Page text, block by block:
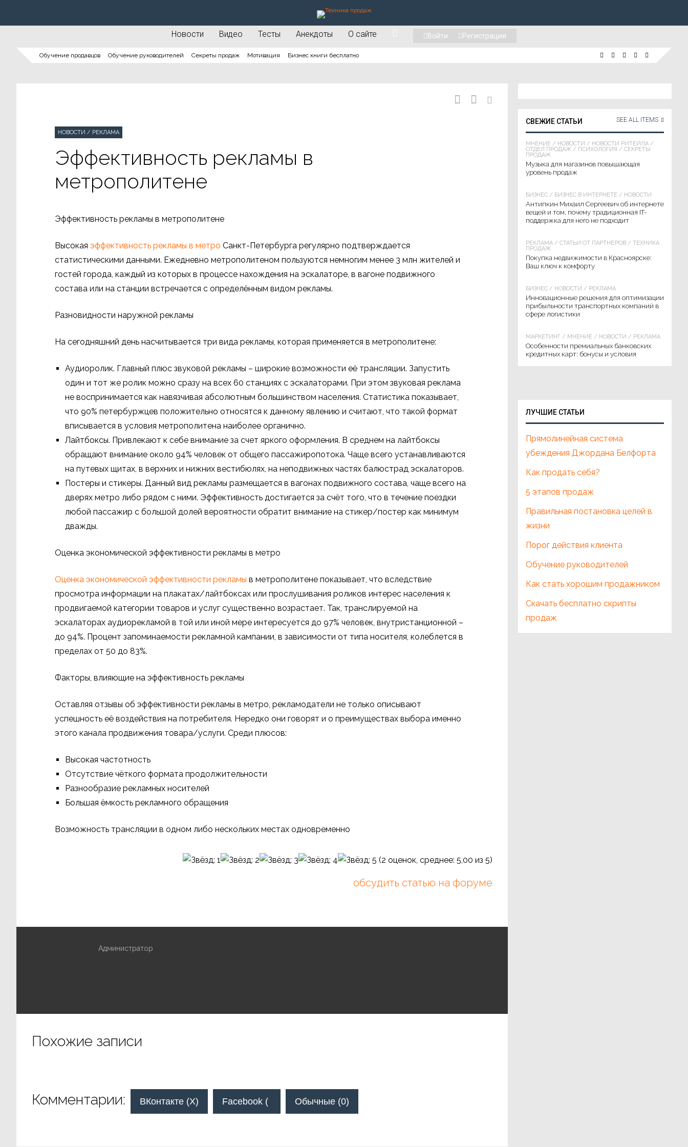
Новости Видео Тесты Анекдоты О сайте Войти Регистрация
Обучение продавцов Обучение руководителей Секреты продаж Мотивация Бизнес книги бесплатно
НОВОСТИ / РЕКЛАМА
Эффективность рекламы в
метрополитене
Эффективность рекламы в метрополитене
Высокая эффективность рекламы в метро Санкт-Петербурга регулярно подтверждается
статистическими данными. Ежедневно метрополитеном пользуются немногим менее 3 млн жителей и
гостей города, каждый из которых в процессе нахождения на эскалаторе, в вагоне подвижного
состава или на станции встречается с определённым видом рекламы.
Разновидности наружной рекламы
На сегодняшний день насчитывается три вида рекламы, которая применяется в метрополитене:
Аудиоролик. Главный плюс звуковой рекламы – широкие возможности её трансляции. Запустить
один и тот же ролик можно сразу на всех 60 станциях с эскалаторами. При этом звуковая реклама
не воспринимается как навязчивая абсолютным большинством населения. Статистика показывает,
что 90% петербуржцев положительно относятся к данному явлению и считают, что такой формат
вписывается в условия метрополитена наиболее органично.
Лайтбоксы. Привлекают к себе внимание за счет яркого оформления. В среднем на лайтбоксы
обращают внимание около 94% человек от общего пассажиропотока. Чаще всего устанавливаются
на путевых щитах, в верхних и нижних вестибюлях, на неподвижных частях балюстрад эскалаторов.
Постеры и стикеры. Данный вид рекламы размещается в вагонах подвижного состава, чаще всего на
дверях метро либо рядом с ними. Эффективность достигается за счёт того, что в течение поездки
любой пассажир с большой долей вероятности обратит внимание на стикер/постер как минимум
дважды.
Оценка экономической эффективности рекламы в метро
Оценка экономической эффективности рекламы в метрополитене показывает, что вследствие
просмотра информации на плакатах/лайтбоксах или прослушивания роликов интерес населения к
продвигаемой категории товаров и услуг существенно возрастает. Так, транслируемой на
эскалаторах аудиорекламой в той или иной мере интересуется до 97% человек, внутристанционной –
до 94%. Процент запоминаемости рекламной кампании, в зависимости от типа носителя, колеблется в
пределах от 50 до 83%.
Факторы, влияющие на эффективность рекламы
Оставляя отзывы об эффективности рекламы в метро, рекламодатели не только описывают
успешность её воздействия на потребителя. Нередко они говорят и о преимуществах выбора именно
этого канала продвижения товара/услуги. Среди плюсов:
Высокая частотность
Отсутствие чёткого формата продолжительности
Разнообразие рекламных носителей
Большая ёмкость рекламного обращения
Возможность трансляции в одном либо нескольких местах одновременно
(2 оценок, среднее: 5,00 из 5)
обсудить статью на форуме
Администратор
Похожие записи
Комментарии: ВКонтакте (X) Facebook ( )
Обычные (0)
СВЕЖИЕ СТАТЬИ SEE ALL ITEMS
МНЕНИЕ / НОВОСТИ / НОВОСТИ РИТЕЙЛА /
ОТДЕЛ ПРОДАЖ / ПСИХОЛОГИЯ / СЕКРЕТЫ
ПРОДАЖ
Музыка для магазинов повышающая
уровень продаж
БИЗНЕС / БИЗНЕС В ИНТЕРНЕТЕ / НОВОСТИ
Антипкин Михаил Сергеевич об интернете
вещей и том, почему традиционная IT-
поддержка для него не подходит
РЕКЛАМА / СТАТЬИ ОТ ПАРТНЁРОВ / ТЕХНИКА
ПРОДАЖ
Покупка недвижимости в Красноярске:
Ваш ключ к комфорту
БИЗНЕС / НОВОСТИ / РЕКЛАМА
Инновационные решения для оптимизации
прибыльности транспортных компаний в
сфере логистики
МАРКЕТИНГ / МНЕНИЕ / НОВОСТИ / РЕКЛАМА
Особенности премиальных банковских
кредитных карт: бонусы и условия
ЛУЧШИЕ СТАТЬИ
Прямолинейная система
убеждения Джордана Белфорта
Как продать себя?
5 этапов продаж
Правильная постановка целей в
жизни
Порог действия клиента
Обучение руководителей
Как стать хорошим продажником
Скачать бесплатно скрипты
продаж